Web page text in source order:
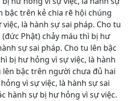
bậc trên kẻ chia rẽ hội chúng
là hành sự sai pháp. Cho tu
Phật) chảy máu thì bị hư
sự sai pháp. Cho tu lên bậc
bị hư hỏng vì sự việc, là hành
lên bậc trên người chưa đủ hai
vì sự việc, là hành sự sai
hành sự bị hư hỏng vì sự việc.